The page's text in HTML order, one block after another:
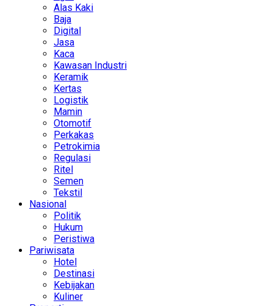
Alas Kaki
Baja
Digital
Jasa
Kaca
Kawasan Industri
Keramik
Kertas
Logistik
Mamin
Otomotif
Perkakas
Petrokimia
Regulasi
Ritel
Semen
Tekstil
Nasional
Politik
Hukum
Peristiwa
Pariwisata
Hotel
Destinasi
Kebijakan
Kuliner